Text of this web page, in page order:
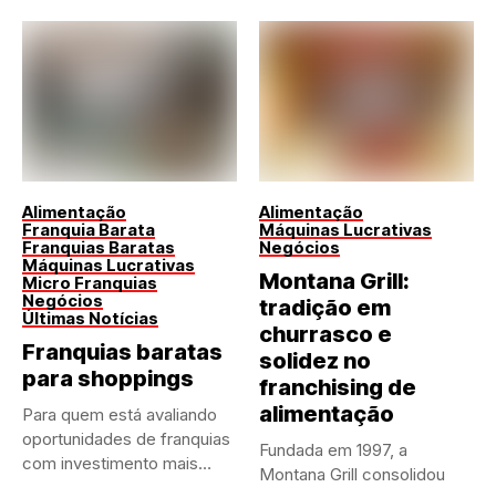
Alimentação
Franquia Barata
Franquias Baratas
Máquinas Lucrativas
Micro Franquias
Negócios
Últimas Notícias
Franquias baratas
para shoppings
Para quem está avaliando
oportunidades de franquias
com investimento mais
Alimentação
Máquinas Lucrativas
Negócios
Montana Grill:
tradição em
churrasco e
solidez no
franchising de
alimentação
Fundada em 1997, a
Montana Grill consolidou